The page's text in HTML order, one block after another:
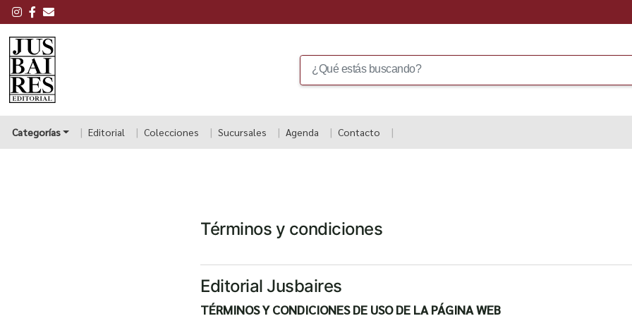
Categorías Editorial Colecciones Sucursales Agenda Contacto
Términos y condiciones
Editorial Jusbaires
TÉRMINOS Y CONDICIONES DE USO DE LA PÁGINA WEB